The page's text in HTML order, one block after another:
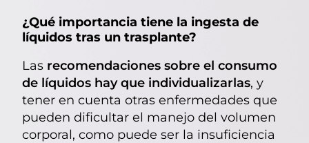
04
Hablan los expertos
06
Nutrición
¿Qué importancia tiene la ingesta de
líquidos tras un trasplante?
Las recomendaciones sobre el consumo
de líquidos hay que individualizarlas, y
tener en cuenta otras enfermedades que
pueden dificultar el manejo del volumen
corporal, como puede ser la insuficiencia